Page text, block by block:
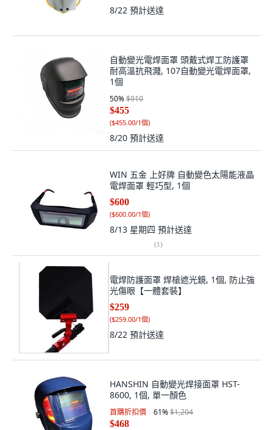
8/22 預計送達
自動變光電焊面罩 頭戴式焊工防護罩
耐高溫抗飛濺, 107自動變光電焊面罩,
1個
50%$910
$455
($455.00/1個)
8/20 預計送達
WIN 五金 上好牌 自動變色太陽能液晶
電焊面罩 輕巧型, 1個
$600
($600.00/1個)
8/13 星期四 預計送達
(1)
電焊防護面罩 焊槍遮光鏡, 1個, 防止強
光傷眼【一體套裝】
$259
($259.00/1個)
8/22 預計送達
HANSHIN 自動變光焊接面罩 HST-
8600, 1個, 單一顏色
首購折扣價 61%$1,204
$468